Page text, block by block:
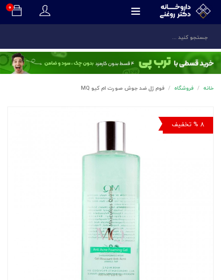
۰
خانه فروشگاه فوم ژل ضد جوش صورت ام کیو MQ
۸ % تخفیف